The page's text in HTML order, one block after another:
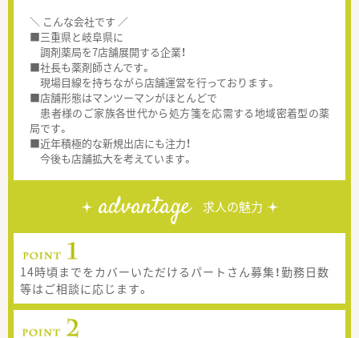
＼ こんな会社です ／
■三重県と岐阜県に
調剤薬局を7店舗展開する企業！
■社長も薬剤師さんです。
現場目線を持ちながら店舗運営を行っております。
■店舗形態はマンツーマンがほとんどで
患者様のご家族各世代から処方箋を応需する地域密着型の薬
局です。
■近年積極的な新規出店にも注力！
今後も店舗拡大を考えています。
advantage 求人の魅力
14時頃までをカバーいただけるパートさん募集！勤務日数
等はご相談に応じます。